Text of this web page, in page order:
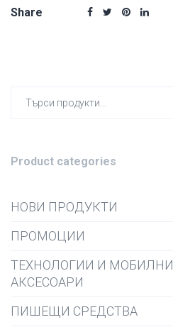
Share
Product categories
НОВИ ПРОДУКТИ
ПРОМОЦИИ
ТЕХНОЛОГИИ И МОБИЛНИ
АКСЕСОАРИ
ПИШЕЩИ СРЕДСТВА